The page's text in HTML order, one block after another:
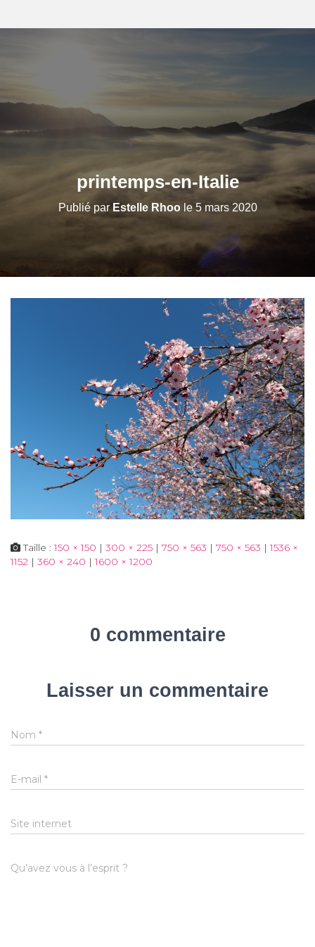
printemps-en-Italie
Publié parEstelle Rhoole5 mars 2020
Taille :150 × 150 | 300 × 225 | 750 × 563 | 750 × 563 | 1536 ×
1152 | 360 × 240 | 1600 × 1200
0 commentaire
Laisser un commentaire
Nom *
E-mail *
Site internet
Qu’avez vous à l’esprit ?